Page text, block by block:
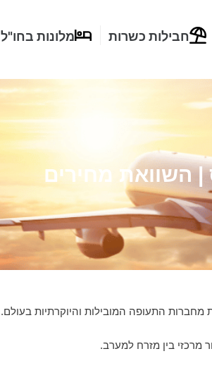
חבילות כשרות מלונות בחו"ל
| השוואת מחירים
מרכזי בין מזרח למערב.